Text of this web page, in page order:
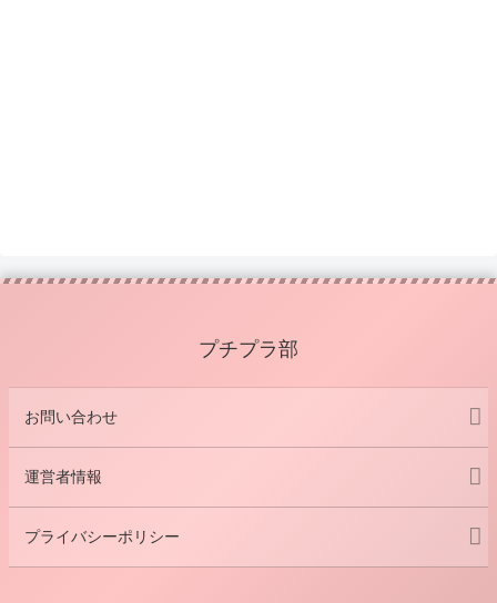
プチプラ部
お問い合わせ
運営者情報
プライバシーポリシー